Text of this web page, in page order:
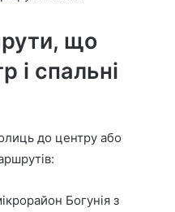
що
і спальні
до центру або
Богунія з